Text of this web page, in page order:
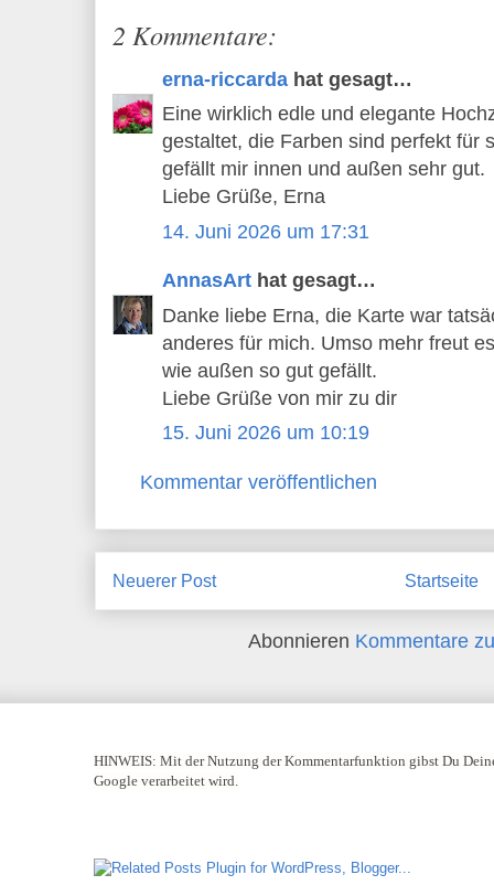
2 Kommentare:
erna-riccarda hat gesagt…
Eine wirklich edle und elegante
gestaltet, die Farben sind perfekt für
gefällt mir innen und außen sehr gut.
Liebe Grüße, Erna
14. Juni 2026 um 17:31
AnnasArt hat gesagt…
Danke liebe Erna, die Karte war
anderes für mich. Umso mehr freut
wie außen so gut gefällt.
Liebe Grüße von mir zu dir
15. Juni 2026 um 10:19
Kommentar veröffentlichen
Neuerer Post Startseite
Abonnieren Kommentare
HINWEIS: Mit der Nutzung der Kommentarfunktion gibst Du
Google verarbeitet wird.